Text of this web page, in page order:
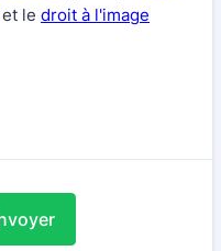
et le droit à l'image